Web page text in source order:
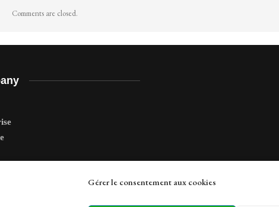
Gérer le consentement aux cookies
Comments are closed.